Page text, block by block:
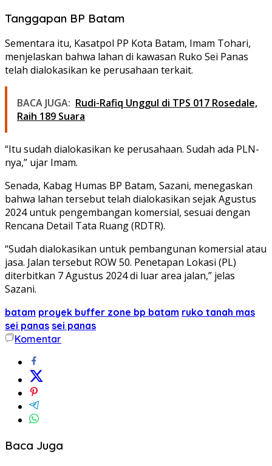
Tanggapan BP Batam
Sementara itu, Kasatpol PP Kota Batam, Imam Tohari,
menjelaskan bahwa lahan di kawasan Ruko Sei Panas
telah dialokasikan ke perusahaan terkait.
BACA JUGA: Rudi-Rafiq Unggul di TPS 017 Rosedale,
Raih 189 Suara
“Itu sudah dialokasikan ke perusahaan. Sudah ada PLN-
nya,” ujar Imam.
Senada, Kabag Humas BP Batam, Sazani, menegaskan
bahwa lahan tersebut telah dialokasikan sejak Agustus
2024 untuk pengembangan komersial, sesuai dengan
Rencana Detail Tata Ruang (RDTR).
“Sudah dialokasikan untuk pembangunan komersial atau
jasa. Jalan tersebut ROW 50. Penetapan Lokasi (PL)
diterbitkan 7 Agustus 2024 di luar area jalan,” jelas
Sazani.
batam proyek buffer zone bp batam ruko tanah mas
sei panas sei panas
Komentar
Baca Juga